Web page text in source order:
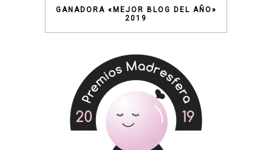
GANADORA «MEJOR BLOG DEL AÑO»
2019